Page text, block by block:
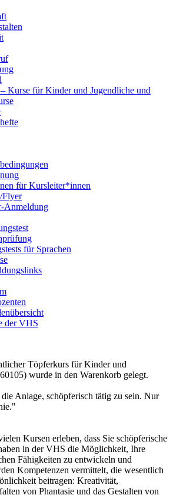
Kurse für Kinder und Jugendliche und
für Kursleiter*innen
Flyer
Anmeldung
für Sprachen
der VHS
Töpferkurs für Kinder und
wurde in den Warenkorb gelegt.
Anlage, schöpferisch tätig zu sein. Nur
Kursen erleben, dass Sie schöpferische
in der VHS die Möglichkeit, Ihre
Fähigkeiten zu entwickeln und
Kompetenzen vermittelt, die wesentlich
beitragen: Kreativität,
von Phantasie und das Gestalten von